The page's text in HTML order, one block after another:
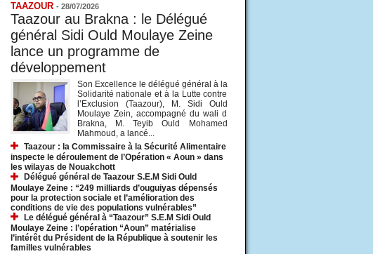
TAAZOUR - 28/07/2026
Taazour au Brakna : le Délégué
général Sidi Ould Moulaye Zeine
lance un programme de
développement
Son Excellence le délégué général à la
Solidarité nationale et à la Lutte contre
l’Exclusion (Taazour), M. Sidi Ould
Moulaye Zein, accompagné du wali d
Brakna, M. Teyib Ould Mohamed
Mahmoud, a lancé...
Taazour : la Commissaire à la Sécurité Alimentaire
inspecte le déroulement de l’Opération « Aoun » dans
les wilayas de Nouakchott
Délégué général de Taazour S.E.M Sidi Ould
Moulaye Zeine : “249 milliards d’ouguiyas dépensés
pour la protection sociale et l’amélioration des
conditions de vie des populations vulnérables”
Le délégué général à “Taazour” S.E.M Sidi Ould
Moulaye Zeine : l’opération “Aoun” matérialise
l’intérêt du Président de la République à soutenir les
familles vulnérables